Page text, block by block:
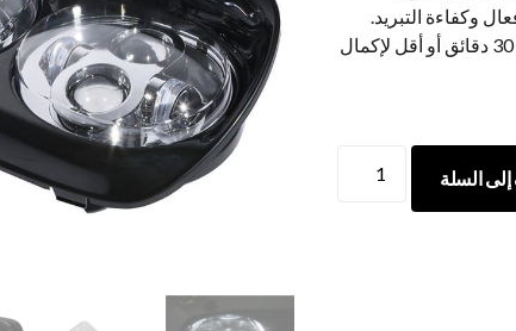
وكفاءة التبريد.
【توصيل وتشمل محول H4 و H13, عادة في 30 دقائق أو أقل لإكمال
5.75
السلة